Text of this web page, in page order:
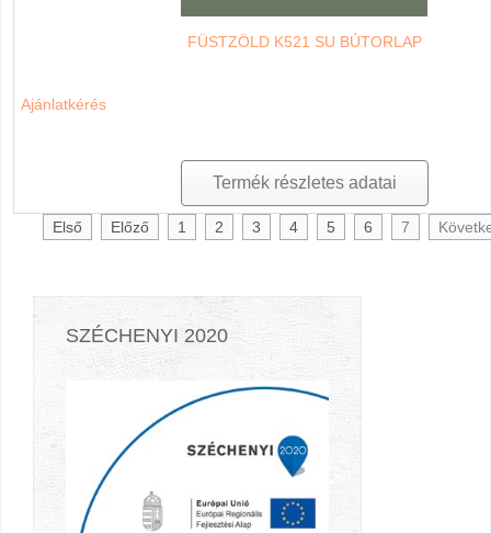
FÜSTZÖLD K521 SU BÚTORLAP
Ajánlatkérés
Termék részletes adatai
Első Előző 1 2 3 4 5 6 7
SZÉCHENYI 2020